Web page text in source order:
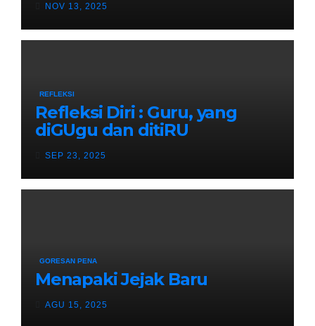
NOV 13, 2025
REFLEKSI
Refleksi Diri : Guru, yang
diGUgu dan ditiRU
SEP 23, 2025
GORESAN PENA
Menapaki Jejak Baru
AGU 15, 2025